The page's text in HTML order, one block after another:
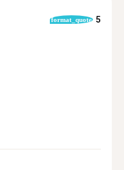
format_quote 5